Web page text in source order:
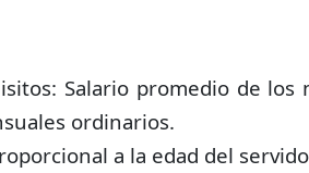
Salario promedio de
ordinarios.
a la edad del